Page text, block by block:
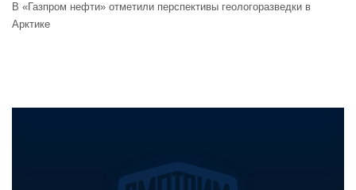
В «Газпром нефти» отметили перспективы геологоразведки в
Арктике